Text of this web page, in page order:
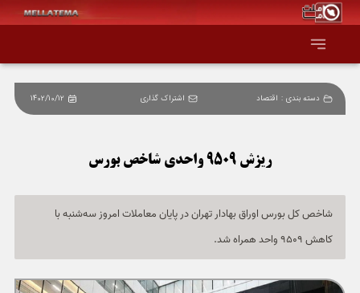
صفحه اصلی
همه عناوین
اقتصاد
جامعه و فرهنگ
دسته بندی : اقتصاد اشتراک گذاری 1402/10/12
ریزش 9509 واحدی شاخص بورس
شاخص کل بورس اوراق بهادار تهران در پایان معاملات امروز سه‌شنبه با
کاهش 9509 واحد همراه شد.